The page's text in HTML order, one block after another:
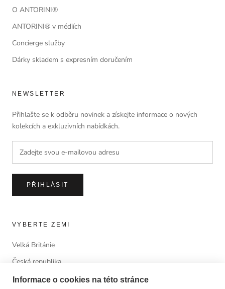
O ANTORINI®
ANTORINI® v médiích
Concierge služby
Dárky skladem s expresním doručením
NEWSLETTER
Přihlašte se k odběru novinek a získejte informace o nových
kolekcích a exkluzivních nabídkách.
PŘIHLÁSIT
VYBERTE ZEMI
Velká Británie
Česká republika
Informace o cookies na této stránce